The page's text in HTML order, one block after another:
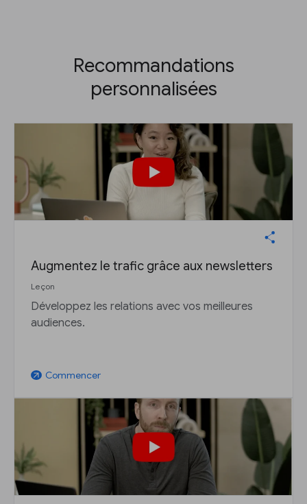
Recommandations
personnalisées
Augmentez le trafic grâce aux newsletters
Leçon
Développez les relations avec vos meilleures
audiences.
arrow_outward Commencer